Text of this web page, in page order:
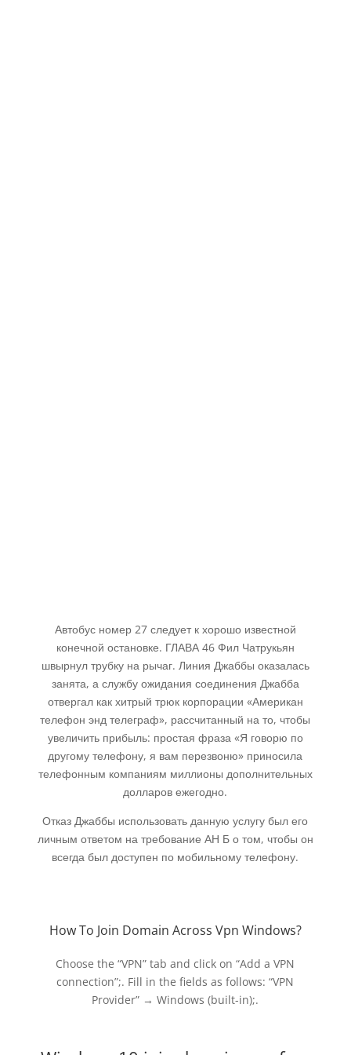
Автобус номер 27 следует к хорошо известной
конечной остановке. ГЛАВА 46 Фил Чатрукьян
швырнул трубку на рычаг. Линия Джаббы оказалась
занята, а службу ожидания соединения Джабба
отвергал как хитрый трюк корпорации «Американ
телефон энд телеграф», рассчитанный на то, чтобы
увеличить прибыль: простая фраза «Я говорю по
другому телефону, я вам перезвоню» приносила
телефонным компаниям миллионы дополнительных
долларов ежегодно.
Отказ Джаббы использовать данную услугу был его
личным ответом на требование АН Б о том, чтобы он
всегда был доступен по мобильному телефону.
How To Join Domain Across Vpn Windows?
Choose the “VPN” tab and click on “Add a VPN
connection”;. Fill in the fields as follows: “VPN
Provider” → Windows (built-in);.